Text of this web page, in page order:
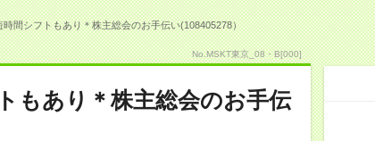
間シフトもあり＊株主総会のお手伝い(108405278）
No.MSKT東京_08・B[000]
あり＊株主総会のお手伝